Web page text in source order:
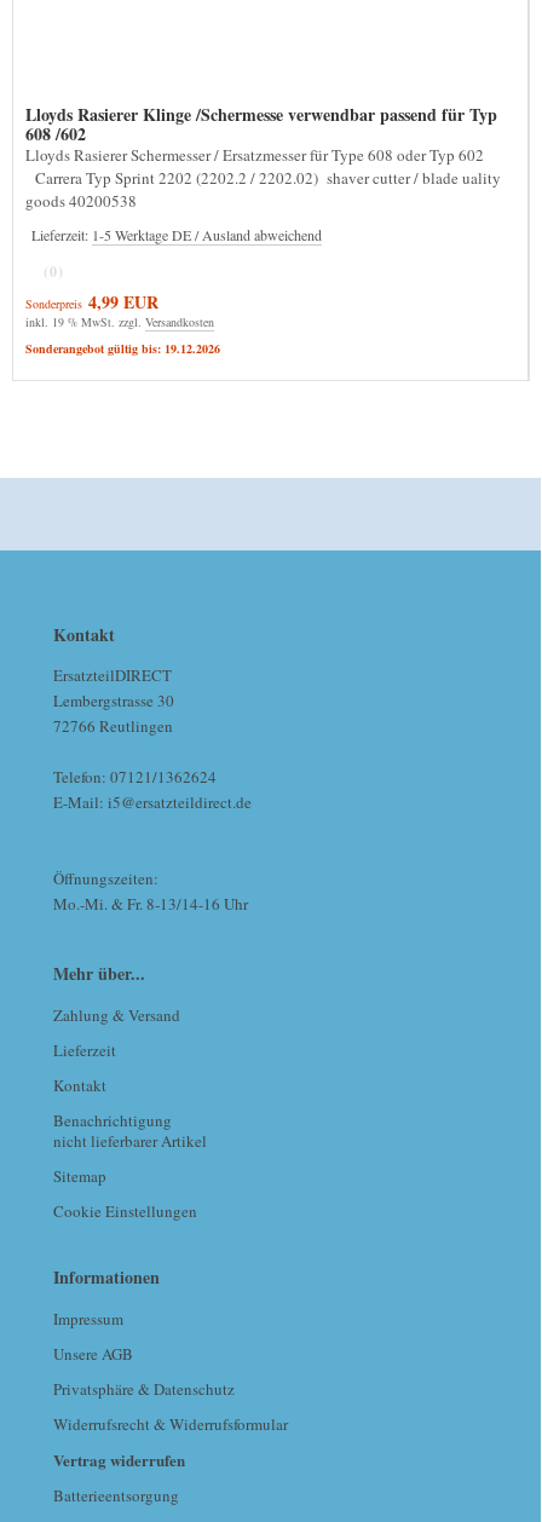
Lloyds Rasierer Klinge /Schermesse verwendbar passend für Typ
608 /602
Lloyds Rasierer Schermesser / Ersatzmesser für Type 608 oder Typ 602
Carrera Typ Sprint 2202 (2202.2 / 2202.02) shaver cutter / blade uality
goods 40200538
Lieferzeit: 1-5 Werktage DE / Ausland abweichend
(0)
Sonderpreis 4,99 EUR
inkl. 19 % MwSt. zzgl. Versandkosten
Sonderangebot gültig bis: 19.12.2026
Kontakt
ErsatzteilDIRECT
Lembergstrasse 30
72766 Reutlingen
Telefon: 07121/1362624
E-Mail: i5@ersatzteildirect.de
Öffnungszeiten:
Mo.-Mi. & Fr. 8-13/14-16 Uhr
Mehr über...
Zahlung & Versand
Lieferzeit
Kontakt
Benachrichtigung
nicht lieferbarer Artikel
Sitemap
Cookie Einstellungen
Informationen
Impressum
Unsere AGB
Privatsphäre & Datenschutz
Widerrufsrecht & Widerrufsformular
Vertrag widerrufen
Batterieentsorgung